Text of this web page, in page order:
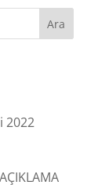
2022